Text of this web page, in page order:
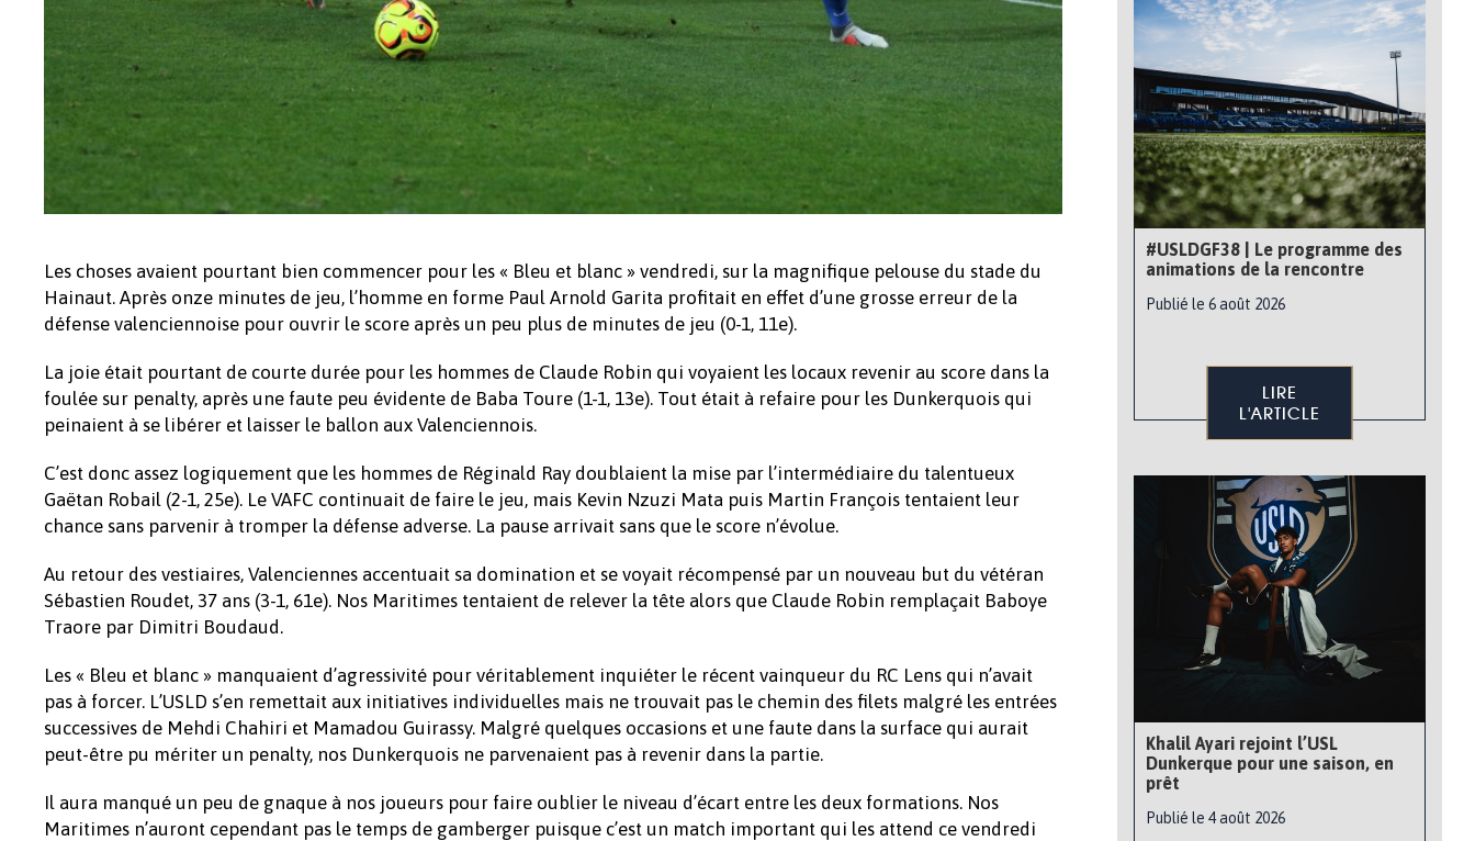
Les choses avaient pourtant bien commencer pour les « Bleu et blanc » vendredi, sur la magnifique pelouse du stade du
Hainaut. Après onze minutes de jeu, l’homme en forme Paul Arnold Garita profitait en effet d’une grosse erreur de la
défense valenciennoise pour ouvrir le score après un peu plus de minutes de jeu (0-1, 11e).
La joie était pourtant de courte durée pour les hommes de Claude Robin qui voyaient les locaux revenir au score dans la
foulée sur penalty, après une faute peu évidente de Baba Toure (1-1, 13e). Tout était à refaire pour les Dunkerquois qui
peinaient à se libérer et laisser le ballon aux Valenciennois.
C’est donc assez logiquement que les hommes de Réginald Ray doublaient la mise par l’intermédiaire du talentueux
Gaëtan Robail (2-1, 25e). Le VAFC continuait de faire le jeu, mais Kevin Nzuzi Mata puis Martin François tentaient leur
chance sans parvenir à tromper la défense adverse. La pause arrivait sans que le score n’évolue.
Au retour des vestiaires, Valenciennes accentuait sa domination et se voyait récompensé par un nouveau but du vétéran
Sébastien Roudet, 37 ans (3-1, 61e). Nos Maritimes tentaient de relever la tête alors que Claude Robin remplaçait Baboye
Traore par Dimitri Boudaud.
Les « Bleu et blanc » manquaient d’agressivité pour véritablement inquiéter le récent vainqueur du RC Lens qui n’avait
pas à forcer. L’USLD s’en remettait aux initiatives individuelles mais ne trouvait pas le chemin des filets malgré les entrées
successives de Mehdi Chahiri et Mamadou Guirassy. Malgré quelques occasions et une faute dans la surface qui aurait
peut-être pu mériter un penalty, nos Dunkerquois ne parvenaient pas à revenir dans la partie.
Il aura manqué un peu de gnaque à nos joueurs pour faire oublier le niveau d’écart entre les deux formations. Nos
Maritimes n’auront cependant pas le temps de gamberger puisque c’est un match important qui les attend ce vendredi
#USLDGF38 | Le programme des
animations de la rencontre
Publié le 6 août 2026
LIRE
L'ARTICLE
Khalil Ayari rejoint l’USL
Dunkerque pour une saison, en
prêt
Publié le 4 août 2026